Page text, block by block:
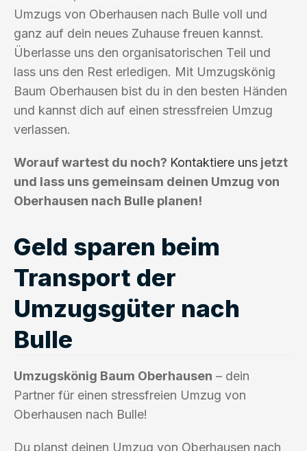
Umzugs von Oberhausen nach Bulle voll und
ganz auf dein neues Zuhause freuen kannst.
Überlasse uns den organisatorischen Teil und
lass uns den Rest erledigen. Mit Umzugskönig
Baum Oberhausen bist du in den besten Händen
und kannst dich auf einen stressfreien Umzug
verlassen.
Worauf wartest du noch? Kontaktiere uns jetzt
und lass uns gemeinsam deinen Umzug von
Oberhausen nach Bulle planen!
Geld sparen beim
Transport der
Umzugsgüter nach
Bulle
Umzugskönig Baum Oberhausen – dein
Partner für einen stressfreien Umzug von
Oberhausen nach Bulle!
Du planst deinen Umzug von Oberhausen nach